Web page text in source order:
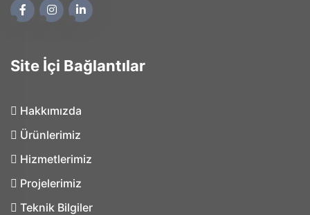
Site İçi Bağlantılar
Hakkımızda
Ürünlerimiz
Hizmetlerimiz
Projelerimiz
Teknik Bilgiler